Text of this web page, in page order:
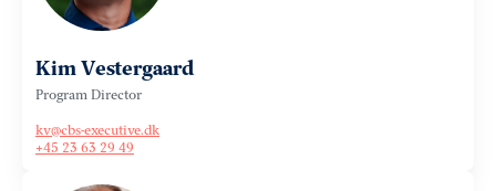
Kim Vestergaard
Program Director
kv@cbs-executive.dk
+45 23 63 29 49